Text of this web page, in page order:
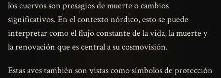
los cuervos son presagios de muerte o cambios
significativos. En el contexto nórdico, esto se puede
interpretar como el flujo constante de la vida, la muerte y
la renovación que es central a su cosmovisión.
Estas aves también son vistas como símbolos de protección